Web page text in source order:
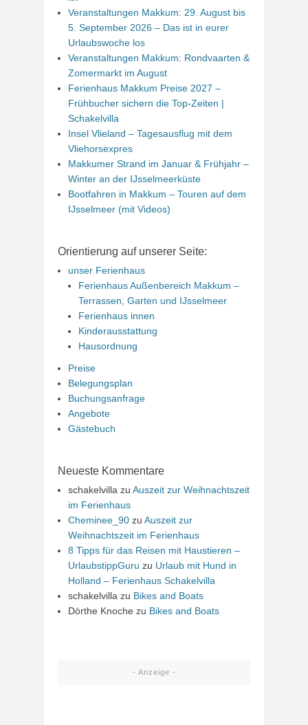
Veranstaltungen Makkum: 29. August bis
5. September 2026 – Das ist in eurer
Urlaubswoche los
Veranstaltungen Makkum: Rondvaarten &
Zomermarkt im August
Ferienhaus Makkum Preise 2027 –
Frühbucher sichern die Top-Zeiten |
Schakelvilla
Insel Vlieland – Tagesausflug mit dem
Vliehorsexpres
Makkumer Strand im Januar & Frühjahr –
Winter an der IJsselmeerküste
Bootfahren in Makkum – Touren auf dem
IJsselmeer (mit Videos)
Orientierung auf unserer Seite:
unser Ferienhaus
Ferienhaus Außenbereich Makkum –
Terrassen, Garten und IJsselmeer
Ferienhaus innen
Kinderausstattung
Hausordnung
Preise
Belegungsplan
Buchungsanfrage
Angebote
Gästebuch
Neueste Kommentare
schakelvilla zu Auszeit zur Weihnachtszeit
im Ferienhaus
Cheminee_90 zu Auszeit zur
Weihnachtszeit im Ferienhaus
8 Tipps für das Reisen mit Haustieren –
UrlaubstippGuru zu Urlaub mit Hund in
Holland – Ferienhaus Schakelvilla
schakelvilla zu Bikes and Boats
Dörthe Knoche zu Bikes and Boats
- Anzeige -